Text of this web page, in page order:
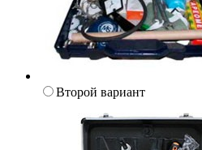
Второй вариант